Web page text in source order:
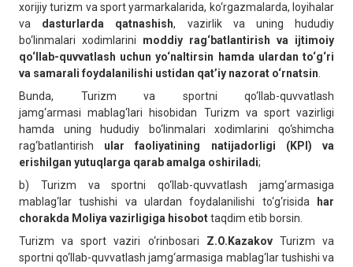
xorijiy turizm va sport yarmarkalarida, ko‘rgazmalarda, loyihalar
va dasturlarda qatnashish, vazirlik va uning hududiy
bo‘linmalari xodimlarini moddiy rag‘batlantirish va ijtimoiy
qo‘llab-quvvatlash uchun yo‘naltirsin hamda ulardan to‘g‘ri
va samarali foydalanilishi ustidan qat’iy nazorat o‘rnatsin
Bunda, Turizm va sportni qo‘llab-quvvatlash
jamg‘armasi mablag‘lari hisobidan Turizm va sport vazirligi
hamda uning hududiy bo‘linmalari xodimlarini qo‘shimcha
rag‘batlantirish ular faoliyatining natijadorligi (KPI) va
erishilgan yutuqlarga qarab amalga oshiriladi;
b)
Turizm va sportni qo‘llab-quvvatlash jamg‘armasiga
mablag‘lar tushishi va ulardan foydalanilishi to‘g‘risida
har
chorakda Moliya vazirligiga hisobottaqdim etib borsin.
Turizm va sport vaziri o‘rinbosari Z.O.KazakovTurizm va
sportni qo‘llab-quvvatlash jamg‘armasiga mablag‘lar tushishi va